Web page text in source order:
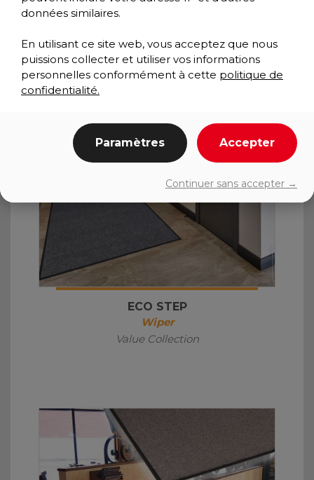
Value Collection
ECO STEP
Wiper
Value Collection
données similaires.
En utilisant ce site web, vous acceptez que nous
puissions collecter et utiliser vos informations
personnelles conformément à cette politique de
confidentialité.
Paramètres Accepter
Continuer sans accepter →